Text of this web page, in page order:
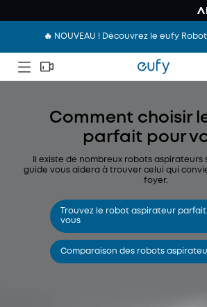
🔥 NOUVEAU ! Découvrez le eufy
Comment choisir
parfait pour
Il existe de nombreux robots aspirateurs
guide vous aidera à trouver celui qui
foyer.
Trouvez le robot aspirateur
vous
Comparaison des robots